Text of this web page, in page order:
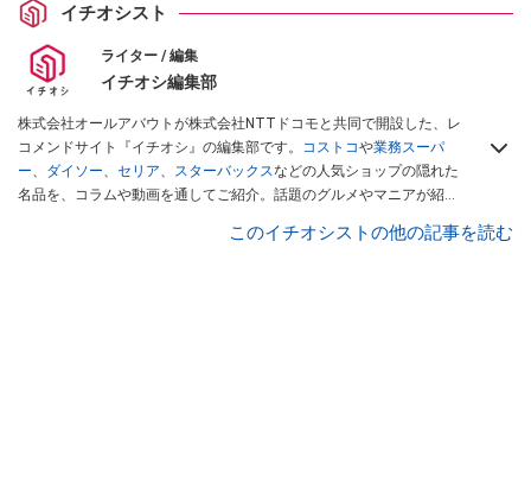
イチオシスト
ライター / 編集
イチオシ編集部
株式会社オールアバウトが株式会社NTTドコモと共同で開設した、レ
コメンドサイト『イチオシ』の編集部です。 コストコや業務スーパ
ー、 ダイソー、 セリア、 スターバックスなどの人気ショップの隠れた
名品を、コラムや動画を通してご紹介。話題のグルメやマニアが紹介
インフルエンサーが実際に使用してレビューしています。毎日トレン
このイチオシストの他の記事を読む